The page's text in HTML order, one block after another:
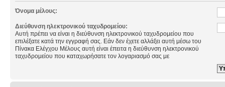
Όνομα μέλους:
Διεύθυνση ηλεκτρονικού ταχυδρομείου:
Αυτή πρέπει να είναι η διεύθυνση ηλεκτρονικού ταχυδρομείου που
επιλέξατε κατά την εγγραφή σας. Εάν δεν έχετε αλλάξει αυτή μέσω του
Πίνακα Ελέγχου Μέλους αυτή είναι έπειτα η διεύθυνση ηλεκτρονικού
ταχυδρομείου που καταχωρήσατε τον λογαριασμό σας με